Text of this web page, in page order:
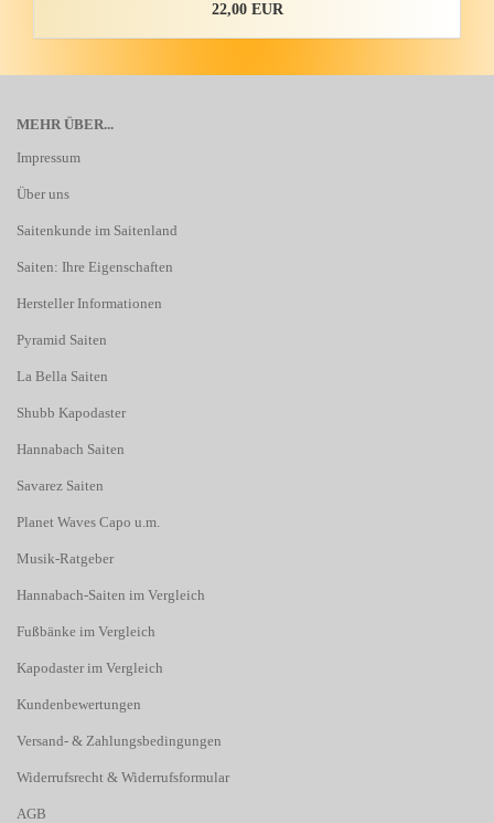
22,00 EUR
MEHR ÜBER...
Impressum
Über uns
Saitenkunde im Saitenland
Saiten: Ihre Eigenschaften
Hersteller Informationen
Pyramid Saiten
La Bella Saiten
Shubb Kapodaster
Hannabach Saiten
Savarez Saiten
Planet Waves Capo u.m.
Musik-Ratgeber
Hannabach-Saiten im Vergleich
Fußbänke im Vergleich
Kapodaster im Vergleich
Kundenbewertungen
Versand- & Zahlungsbedingungen
Widerrufsrecht & Widerrufsformular
AGB